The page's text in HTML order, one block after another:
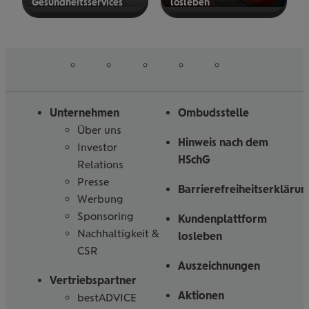
Gesund­heits­ser­vices los­le­ben
Unternehmen
Über uns
Investor
Relations
Presse
Werbung
Sponsoring
Nachhaltigkeit &
CSR
Vertriebspartner
bestADVICE
Ombudsstelle
Hinweis nach dem
HSchG
Kundenplattform
losleben
Auszeichnungen
Aktionen
uns